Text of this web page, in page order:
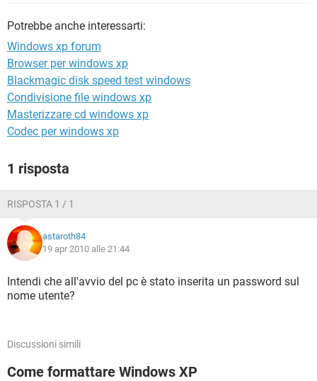
HARDWARE
Potrebbe anche interessarti:
Windows xp forum
Browser per windows xp
Blackmagic disk speed test windows
Condivisione file windows xp
Masterizzare cd windows xp
Codec per windows xp
1 risposta
RISPOSTA 1 / 1
astaroth84
19 apr 2010 alle 21:44
Intendi che all'avvio del pc è stato inserita un password sul
nome utente?
Discussioni simili
Come formattare Windows XP